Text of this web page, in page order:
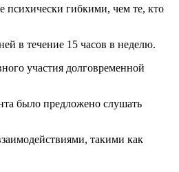
гибкими, чем те, кто
в течение 15 часов в неделю.
участия долговременной
было предложено слушать
такими как